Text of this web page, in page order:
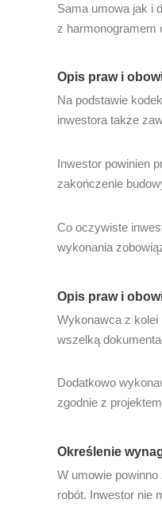
Sama umowa jak i
z harmonogramem
Opis praw i
Na podstawie
inwestora także
Inwestor powinien
zakończenie
Co oczywiste
wykonania
Opis praw i
Wykonawca z kolei
wszelką
Dodatkowo
zgodnie z
Określenie
W umowie powinno
robót. Inwestor nie